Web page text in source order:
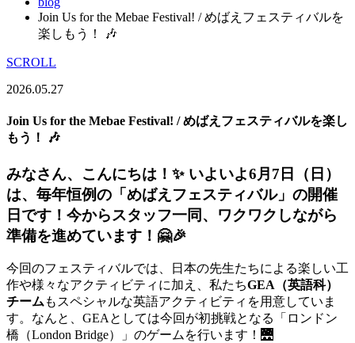
Join Us for the Mebae Festival! / めばえフェスティバルを
楽しもう！ 🎶
SCROLL
2026.05.27
Join Us for the Mebae Festival! / めばえフェスティバルを楽し
もう！ 🎶
みなさん、こんにちは！✨ いよいよ6月7日（日）
は、毎年恒例の「めばえフェスティバル」の開催
日です！今からスタッフ一同、ワクワクしながら
準備を進めています！🤗🎉
今回のフェスティバルでは、日本の先生たちによる楽しい工
作や様々なアクティビティに加え、私たちGEA（英語科）
チーム もスペシャルな英語アクティビティを用意していま
す。なんと、GEAとしては今回が初挑戦となる「ロンドン
橋（London Bridge）」のゲームを行います！🌉